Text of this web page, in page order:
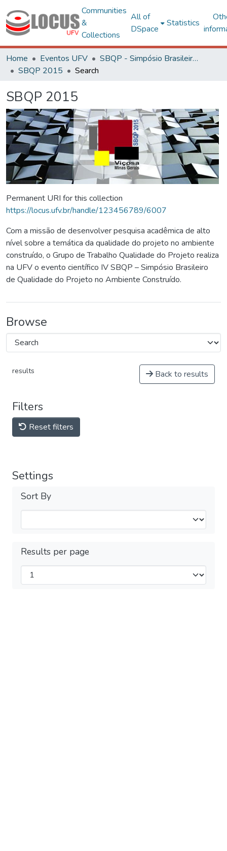
Communities
&
Collections
All of
DSpace
Statistics
Home Eventos UFV
SBQP - Simpósio Brasileiro de Qualidade do Projeto no Ambiente Construído
SBQP 2015
Search
SBQP 2015
Permanent URI for this collection
https://locus.ufv.br/handle/123456789/6007
Com a missão de desenvolver pesquisa acadêmica de alto
nível sobre a temática da qualidade do projeto no ambiente
construído, o Grupo de Trabalho Qualidade do Projeto realiza
na UFV o evento científico IV SBQP – Simpósio Brasileiro
de Qualidade do Projeto no Ambiente Construído.
Browse
results Back to results
Filters
Reset filters
Settings
Sort By
Results per page